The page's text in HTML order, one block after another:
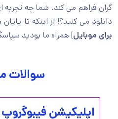
گران فراهم می کند. شما چه تجربه
دانلود می کنید؟! از اینکه تا پایان
برای موبایل] همراه ما بودید
سوالات
اپلیکیشن فیبوگروپ